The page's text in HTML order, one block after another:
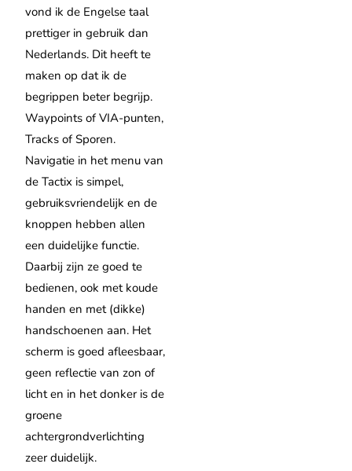
vond ik de Engelse taal
prettiger in gebruik dan
Nederlands. Dit heeft te
maken op dat ik de
begrippen beter begrijp.
Waypoints of VIA-punten,
Tracks of Sporen.
Navigatie in het menu van
de Tactix is simpel,
gebruiksvriendelijk en de
knoppen hebben allen
een duidelijke functie.
Daarbij zijn ze goed te
bedienen, ook met koude
handen en met (dikke)
handschoenen aan. Het
scherm is goed afleesbaar,
geen reflectie van zon of
licht en in het donker is de
groene
achtergrondverlichting
zeer duidelijk.